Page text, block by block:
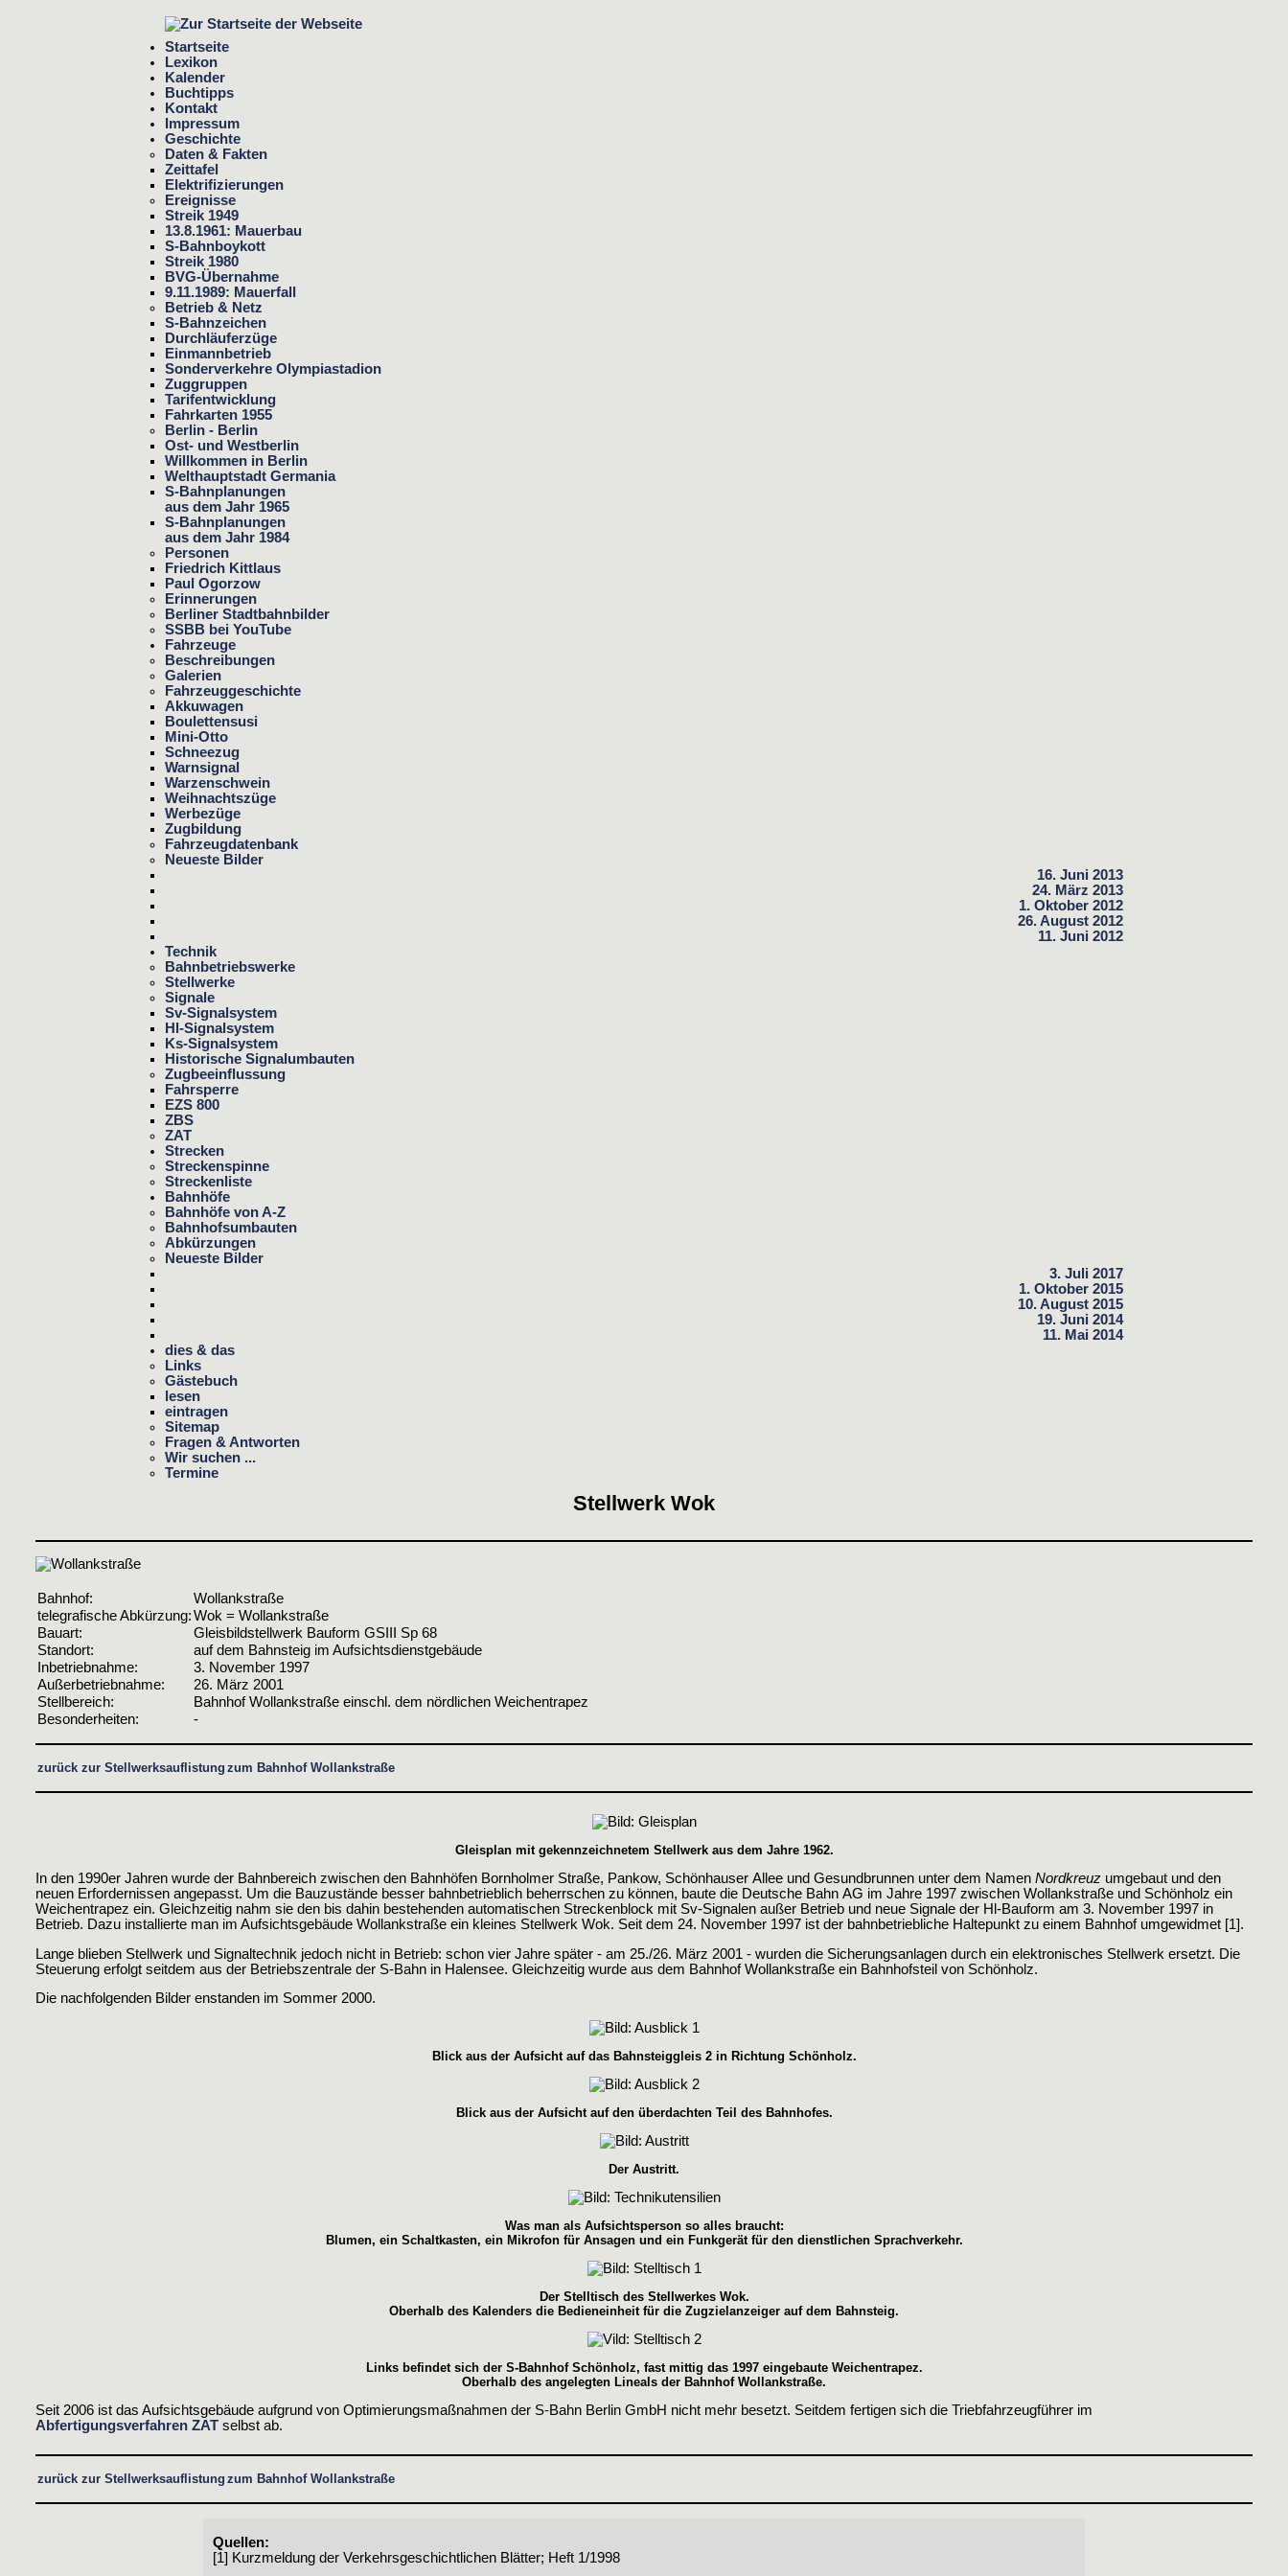
Startseite
Lexikon
Kalender
Buchtipps
Kontakt
Impressum
Geschichte
Daten & Fakten
Zeittafel
Elektrifizierungen
Ereignisse
Streik 1949
13.8.1961: Mauerbau
S-Bahnboykott
Streik 1980
BVG-Übernahme
9.11.1989: Mauerfall
Betrieb & Netz
S-Bahnzeichen
Durchläuferzüge
Einmannbetrieb
Sonderverkehre Olympiastadion
Zuggruppen
Tarifentwicklung
Fahrkarten 1955
Berlin - Berlin
Ost- und Westberlin
Willkommen in Berlin
Welthauptstadt Germania
S-Bahnplanungen
aus dem Jahr 1965
S-Bahnplanungen
aus dem Jahr 1984
Personen
Friedrich Kittlaus
Paul Ogorzow
Erinnerungen
Berliner Stadtbahnbilder
SSBB bei YouTube
Fahrzeuge
Beschreibungen
Galerien
Fahrzeuggeschichte
Akkuwagen
Boulettensusi
Mini-Otto
Schneezug
Warnsignal
Warzenschwein
Weihnachtszüge
Werbezüge
Zugbildung
Fahrzeugdatenbank
Neueste Bilder
16. Juni 2013
24. März 2013
1. Oktober 2012
26. August 2012
11. Juni 2012
Technik
Bahnbetriebswerke
Stellwerke
Signale
Sv-Signalsystem
Hl-Signalsystem
Ks-Signalsystem
Historische Signalumbauten
Zugbeeinflussung
Fahrsperre
EZS 800
ZBS
ZAT
Strecken
Streckenspinne
Streckenliste
Bahnhöfe
Bahnhöfe von A-Z
Bahnhofsumbauten
Abkürzungen
Neueste Bilder
3. Juli 2017
1. Oktober 2015
10. August 2015
19. Juni 2014
11. Mai 2014
dies & das
Links
Gästebuch
lesen
eintragen
Sitemap
Fragen & Antworten
Wir suchen ...
Termine
Stellwerk Wok
Bahnhof:
Wollankstraße
telegrafische Abkürzung:Wok = Wollankstraße
Bauart:
Gleisbildstellwerk Bauform GSIII Sp 68
Standort:
auf dem Bahnsteig im Aufsichtsdienstgebäude
Inbetriebnahme:
3. November 1997
Außerbetriebnahme:
26. März 2001
Stellbereich:
Bahnhof Wollankstraße einschl. dem nördlichen Weichentrapez
Besonderheiten:
-
zurück zur Stellwerksauflistung zum Bahnhof Wollankstraße
Gleisplan mit gekennzeichnetem Stellwerk aus dem Jahre 1962.
In den 1990er Jahren wurde der Bahnbereich zwischen den Bahnhöfen Bornholmer Straße, Pankow, Schönhauser Allee und Gesundbrunnen unter dem Namen Nordkreuz umgebaut und den
neuen Erfordernissen angepasst. Um die Bauzustände besser bahnbetrieblich beherrschen zu können, baute die Deutsche Bahn AG im Jahre 1997 zwischen Wollankstraße und Schönholz ein
Weichentrapez ein. Gleichzeitig nahm sie den bis dahin bestehenden automatischen Streckenblock mit Sv-Signalen außer Betrieb und neue Signale der Hl-Bauform am 3. November 1997 in
Betrieb. Dazu installierte man im Aufsichtsgebäude Wollankstraße ein kleines Stellwerk Wok. Seit dem 24. November 1997 ist der bahnbetriebliche Haltepunkt zu einem Bahnhof umgewidmet [1].
Lange blieben Stellwerk und Signaltechnik jedoch nicht in Betrieb: schon vier Jahre später - am 25./26. März 2001 - wurden die Sicherungsanlagen durch ein elektronisches Stellwerk ersetzt. Die
Steuerung erfolgt seitdem aus der Betriebszentrale der S-Bahn in Halensee. Gleichzeitig wurde aus dem Bahnhof Wollankstraße ein Bahnhofsteil von Schönholz.
Die nachfolgenden Bilder enstanden im Sommer 2000.
Blick aus der Aufsicht auf das Bahnsteiggleis 2 in Richtung Schönholz.
Blick aus der Aufsicht auf den überdachten Teil des Bahnhofes.
Der Austritt.
Was man als Aufsichtsperson so alles braucht:
Blumen, ein Schaltkasten, ein Mikrofon für Ansagen und ein Funkgerät für den dienstlichen Sprachverkehr.
Der Stelltisch des Stellwerkes Wok.
Oberhalb des Kalenders die Bedieneinheit für die Zugzielanzeiger auf dem Bahnsteig.
Links befindet sich der S-Bahnhof Schönholz, fast mittig das 1997 eingebaute Weichentrapez.
Oberhalb des angelegten Lineals der Bahnhof Wollankstraße.
Seit 2006 ist das Aufsichtsgebäude aufgrund von Optimierungsmaßnahmen der S-Bahn Berlin GmbH nicht mehr besetzt. Seitdem fertigen sich die Triebfahrzeugführer im
Abfertigungsverfahren ZAT selbst ab.
zurück zur Stellwerksauflistung zum Bahnhof Wollankstraße
Quellen:
[1] Kurzmeldung der Verkehrsgeschichtlichen Blätter; Heft 1/1998